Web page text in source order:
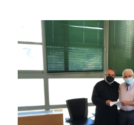
2015
2013
2012
2011
2010
2006